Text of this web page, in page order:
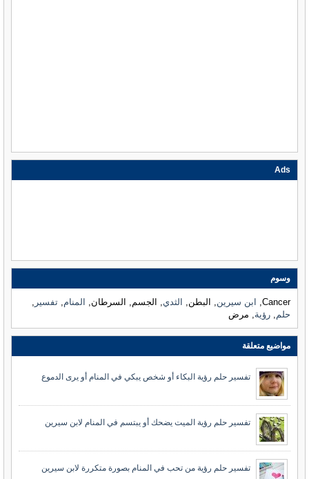
Ads
وسوم
Cancer, ابن سيرين, البطن, الثدي, الجسم, السرطان, المنام,تفسير ,
حلم,رؤية, مرض
مواضيع متعلقة
تفسير حلم رؤية البكاء أو شخص يبكي في المنام أو يرى الدموع
تفسير حلم رؤية الميت يضحك أو يبتسم في المنام لابن سيرين
تفسير حلم رؤية من تحب في المنام بصورة متكررة لابن سيرين